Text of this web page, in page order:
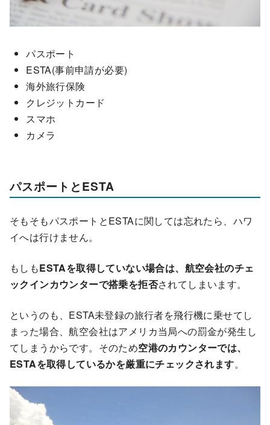
パスポート
ESTA(事前申請が必要)
海外旅行保険
クレジットカード
スマホ
カメラ
パスポートとESTA
そもそもパスポートとESTAに関しては忘れたら、ハワ
イへは行けません。
もしもESTAを取得していない場合は、航空会社のチェ
ックインカウンターで搭乗を拒否されてしまいます。
というのも、ESTA未登録の旅行者を飛行機に乗せてし
まった場合、航空会社はアメリカ当局への罰金が発生し
てしまうからです。そのため空港のカウンターでは、
ESTAを取得しているかを厳重にチェックされます。